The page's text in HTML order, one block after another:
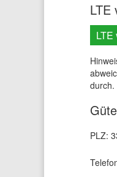
LTE
LTE
durch.
PLZ: